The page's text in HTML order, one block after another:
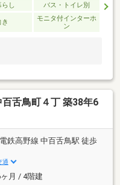
し バス・トイレ別
モニタ付インターホ
ン
舌鳥町４丁 築38年6
鉄高野線 中百舌鳥駅 徒歩
通
月 / 4階建